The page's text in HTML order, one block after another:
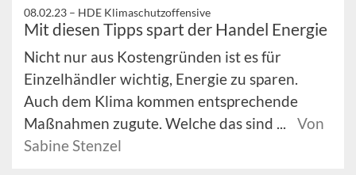
08.02.23 – HDE Klimaschutzoffensive
Mit diesen Tipps spart der Handel Energie
Nicht nur aus Kostengründen ist es für
Einzelhändler wichtig, Energie zu sparen.
Auch dem Klima kommen entsprechende
Maßnahmen zugute. Welche das sind ...
Von
Sabine Stenzel